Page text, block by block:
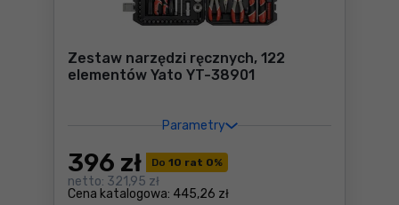
Zestaw narzędzi ręcznych, 122
elementów Yato YT-38901
Parametry
Do 10 rat 0%
Cena katalogowa: 445,26 zł
396 zł
netto: 321,95 zł